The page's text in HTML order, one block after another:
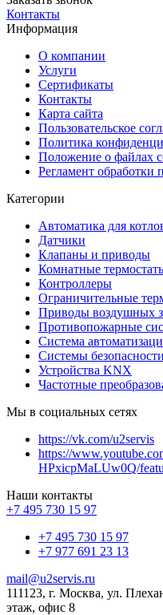
Контакты
Информация
О компании
Услуги
Сертификаты
Контакты
Карта сайта
Пользовательское
Политика
Положение о файлах
Регламент обработки
Категории
Автоматика для
Датчики
Клапаны и приводы
Комнатные
Контроллеры
Ограничительные
Приводы воздушных
Противопожарные
Система
Системы безопасности
Устройства KNX
Частотные
Мы в социальных сетях
https://vk.com/u2servis
https://
HPxicpMaLUw0Q/
Наши контакты
+7 495 730 15 97
+7 495 730 15 97
+7 977 691 23 13
mail@u2servis.ru
111123, г. Москва, ул.
этаж, офис 8